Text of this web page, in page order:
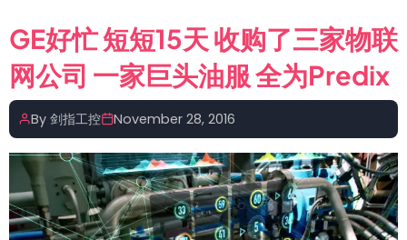
滨
特
尔
个
行
业
领
导
者
GE好忙 短短15天 收购了三家物联
网公司 一家巨头油服 全为Predix
By 剑指工控 November 28, 2016